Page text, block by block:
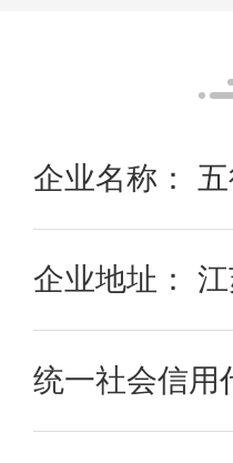
企业名称：
企业地址：
统一社会信用